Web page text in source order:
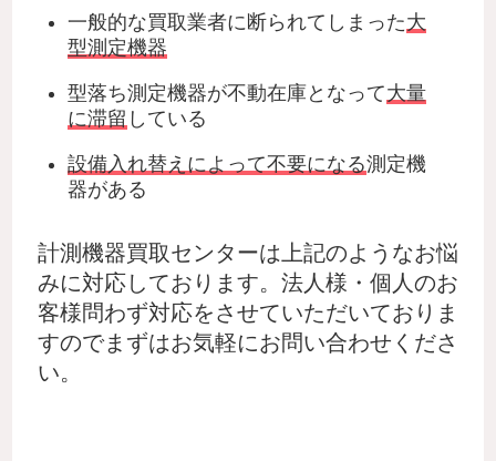
一般的な買取業者に断られてしまった大
型測定機器
型落ち測定機器が不動在庫となって大量
に滞留 している
設備入れ替えによって不要になる測定機
器がある
計測機器買取センターは上記のようなお悩
みに対応しております。法人様・個人のお
客様問わず対応をさせていただいておりま
すのでまずはお気軽にお問い合わせくださ
い。